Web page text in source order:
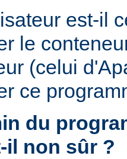
est-il
le
(celui
ce
du
il non sûr ?